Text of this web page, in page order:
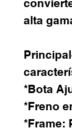
alta
*Bota
*Freno
*Frame: